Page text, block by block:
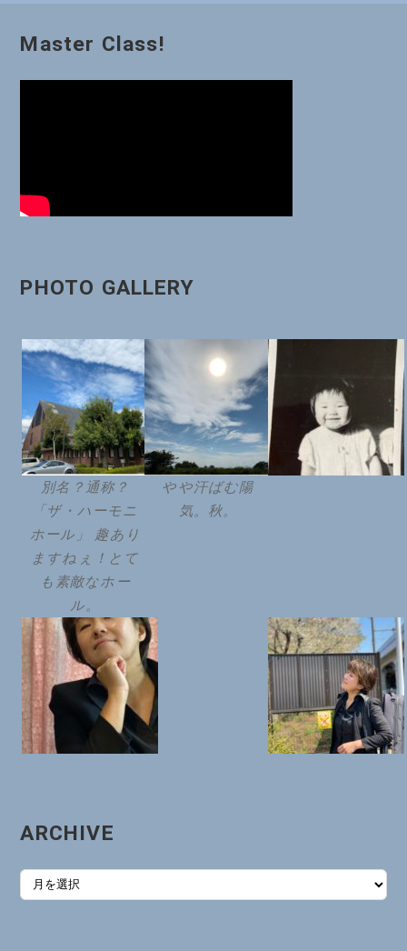
Master Class!
PHOTO GALLERY
別名？通称？
「ザ・ハーモニ
ホール」 趣あり
ますねぇ！とて
も素敵なホー
ル。
やや汗ばむ陽
気。秋。
ARCHIVE
ARCHIVE